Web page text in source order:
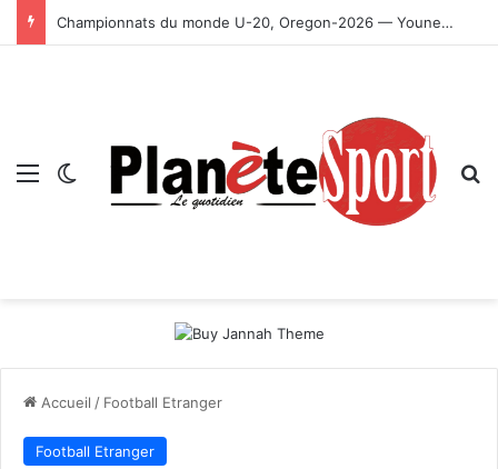
Championnats du monde U-20, Oregon-2026 — Younes Ayachi décroche la médaille d’or
Menu Switch skin
Accueil / Football Etranger
Football Etranger